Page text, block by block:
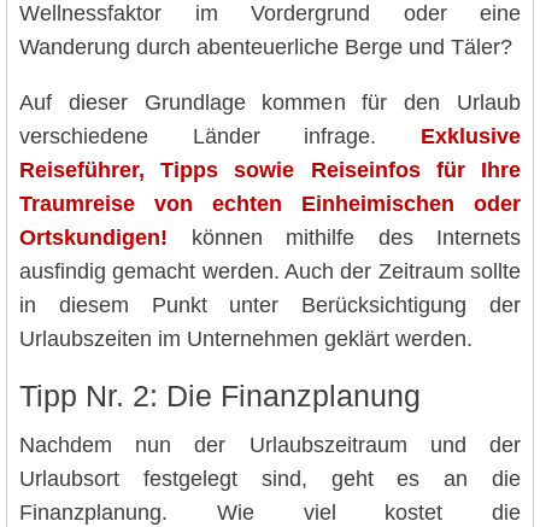
Wellnessfaktor im Vordergrund oder eine
Wanderung durch abenteuerliche Berge und Täler?
Auf dieser Grundlage kommen für den Urlaub
verschiedene Länder infrage. Exklusive
Reiseführer, Tipps sowie Reiseinfos für Ihre
Traumreise von echten Einheimischen oder
Ortskundigen! können mithilfe des Internets
ausfindig gemacht werden. Auch der Zeitraum sollte
in diesem Punkt unter Berücksichtigung der
Urlaubszeiten im Unternehmen geklärt werden.
Tipp Nr. 2: Die Finanzplanung
Nachdem nun der Urlaubszeitraum und der
Urlaubsort festgelegt sind, geht es an die
Finanzplanung. Wie viel kostet die